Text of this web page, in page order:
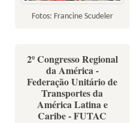
Fotos: Francine Scudeler
2º Congresso Regional
da América -
Federação Unitário de
Transportes da
América Latina e
Caribe - FUTAC